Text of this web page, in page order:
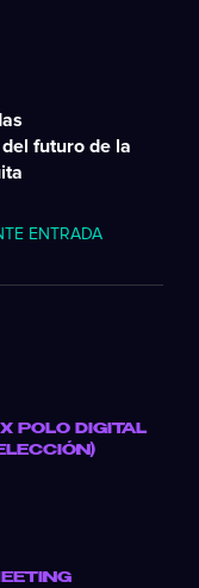
futuro de la
ENTRADA
POLO DIGITAL